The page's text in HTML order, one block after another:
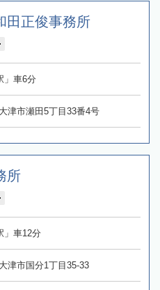
田正俊事務所
」車6分
津市瀬田5丁目33番4号
所
」車12分
津市国分1丁目35-33